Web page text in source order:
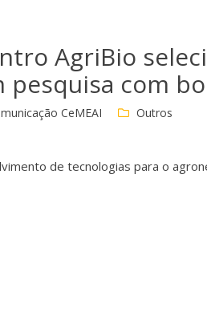
AgriBio
pesquisa com
CeMEAI Outros
de tecnologias para o